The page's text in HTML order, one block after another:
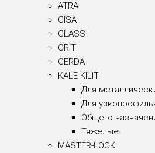
ATRA
CISA
CLASS
CRIT
GERDA
KALE KILIT
Для
Для
Общего
Тяжелые
MASTER-LOCK